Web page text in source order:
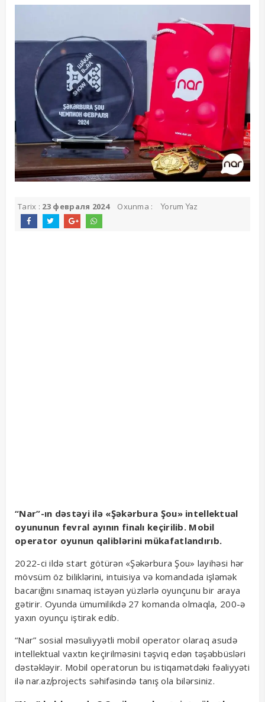
Tarix : 23 февраля 2024 Oxunma : Yorum Yaz
“Nar”-ın dəstəyi ilə «Şəkərbura Şou» intellektual
oyununun fevral ayının finalı keçirilib. Mobil
operator oyunun qaliblərini mükafatlandırıb.
2022-ci ildə start götürən «Şəkərbura Şou» layihəsi hər
mövsüm öz biliklərini, intuisiya və komandada işləmək
bacarığını sınamaq istəyən yüzlərlə oyunçunu bir araya
gətirir. Oyunda ümumilikdə 27 komanda olmaqla, 200-ə
yaxın oyunçu iştirak edib.
“Nar” sosial məsuliyyətli mobil operator olaraq asudə
intellektual vaxtın keçirilməsini təşviq edən təşəbbüsləri
dəstəkləyir. Mobil operatorun bu istiqamətdəki fəaliyyəti
ilənar.az/projects səhifəsində tanış ola bilərsiniz.